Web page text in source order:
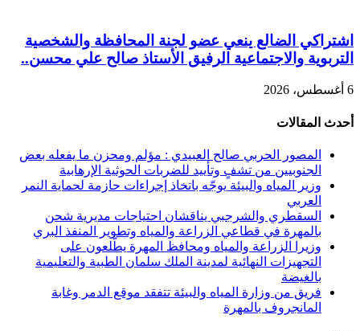
اشتراكي الضالع ينعي عضو لجنة المحافظة والشخصية
التربوية والاجتماعية الرفيق الأستاذ صالح علي محسن..
6 أغسطس، 2026
أحدث المقالات
المصور الحربي صالح العبيدي : مؤلم ومحزن ما يفعله بعض
الجنوبيين من تشفٍ وتأييد للضربات الحوثية الإرهابية
وزير المياه والبيئة يوجّه باتخاذ إجراءات حازمة لحماية النمر
العربي
السقطري والشرجبي يناقشان احتياجات مديرية شحن
بالمهرة في قطاعي الزراعة والمياه وتطوير المنفذ البري
وزيرا الزراعة والمياه ومحافظ المهرة يطّلعون على
التجهيزات النهائية لمدينة الملك سلمان الطبية والتعليمية
بالغيضة
فريق من وزارة المياه والبيئة تتفقد موقع الدمر وغابة
المانجروف بالمهرة